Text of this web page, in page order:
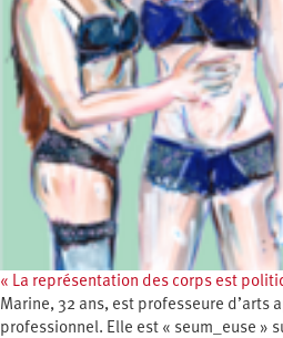
« La représentation des corps est
Marine, 32 ans, est professeure d’arts
professionnel. Elle est « seum_euse »